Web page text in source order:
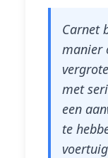
Carnet
manier
met
een
te